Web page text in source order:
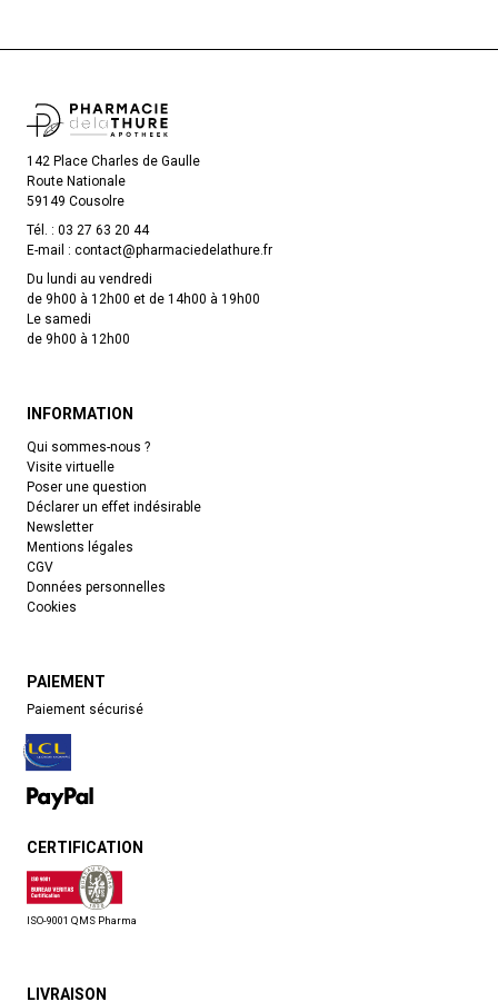
142 Place Charles de Gaulle
Route Nationale
59149 Cousolre
Tél. : 03 27 63 20 44
E-mail : contact@pharmaciedelathure.fr
Du lundi au vendredi
de 9h00 à 12h00 et de 14h00 à 19h00
Le samedi
de 9h00 à 12h00
INFORMATION
Qui sommes-nous ?
Visite virtuelle
Poser une question
Déclarer un effet indésirable
Newsletter
Mentions légales
CGV
Données personnelles
Cookies
PAIEMENT
Paiement sécurisé
CERTIFICATION
ISO-9001 QMS Pharma
LIVRAISON